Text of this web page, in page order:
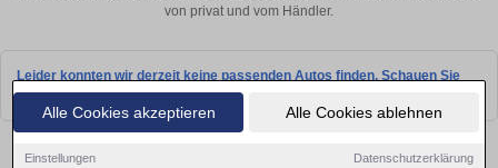
Alle Cookies akzeptieren Alle Cookies ablehnen
Einstellungen Datenschutzerklärung
von privat und vom Händler.
Leider konnten wir derzeit keine passenden Autos finden. Schauen Sie
bald wieder vorbei!